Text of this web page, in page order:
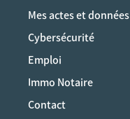
Mes actes et données
Cybersécurité
Emploi
Immo Notaire
Contact